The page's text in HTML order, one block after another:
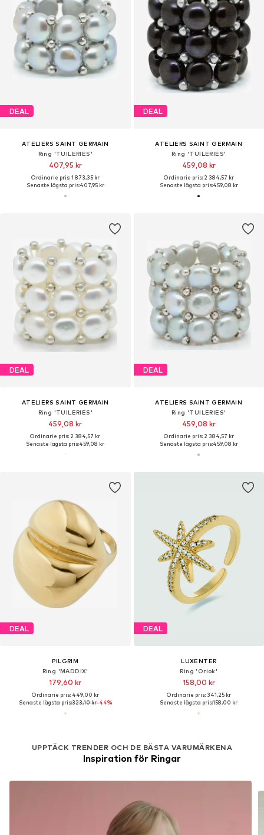
DEAL
ATELIERS SAINT GERMAIN
Ring 'TUILERIES'
407,95 kr
Ordinarie pris: 1 873,35 kr
Senaste lägsta pris:407,95 kr
DEAL
ATELIERS SAINT GERMAIN
Ring 'TUILERIES'
459,08 kr
Ordinarie pris: 2 384,57 kr
Senaste lägsta pris:459,08 kr
DEAL
ATELIERS SAINT GERMAIN
Ring 'TUILERIES'
459,08 kr
Ordinarie pris: 2 384,57 kr
Senaste lägsta pris:459,08 kr
DEAL
ATELIERS SAINT GERMAIN
Ring 'TUILERIES'
459,08 kr
Ordinarie pris: 2 384,57 kr
Senaste lägsta pris:459,08 kr
DEAL
PILGRIM
Ring 'MADDIX'
179,60 kr
Ordinarie pris: 449,00 kr
Senaste lägsta pris:323,10 kr-44%
DEAL
LUXENTER
Ring 'Oriok'
158,00 kr
Ordinarie pris: 341,25 kr
Senaste lägsta pris:158,00 kr
UPPTÄCK TRENDER OCH DE BÄSTA VARUMÄRKENA
Inspiration för Ringar